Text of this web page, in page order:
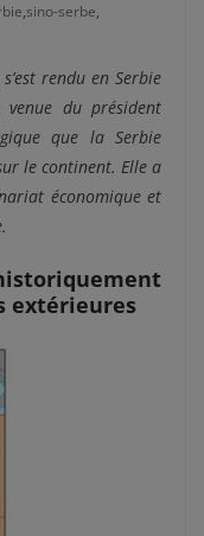
,sino-serbe,
rendu en Serbie
du président
que la Serbie
le continent. Elle a
économique et
extérieures